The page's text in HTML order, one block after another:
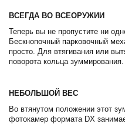
ВСЕГДА ВО ВСЕОРУЖИИ
Теперь вы не пропустите ни
Бескнопочный парковочный
просто. Для втягивания или
поворота кольца зуммирования.
НЕБОЛЬШОЙ ВЕС
Во втянутом положении этот
фотокамер формата DX